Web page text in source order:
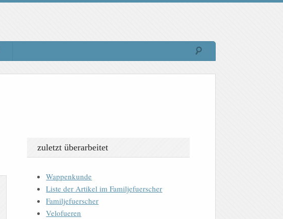
zuletzt überarbeitet
Wappenkunde
Liste der Artikel im Familjefuerscher
Familjefuerscher
Velofueren